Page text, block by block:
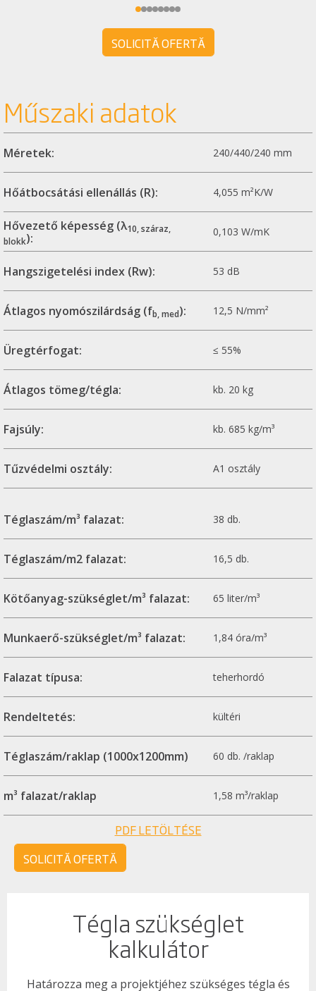
SOLICITĂ OFERTĂ
Műszaki adatok
Méretek: 240/440/240 mm
Hőátbocsátási ellenállás (R): 4,055 m²K/W
Hővezető képesség (λ10, száraz,
blokk): 0,103 W/mK
Hangszigetelési index (Rw): 53 dB
Átlagos nyomószilárdság (fb, med): 12,5 N/mm²
Üregtérfogat: ≤ 55%
Átlagos tömeg/tégla: kb. 20 kg
Fajsúly: kb. 685 kg/m³
Tűzvédelmi osztály: A1 osztály
Téglaszám/m³ falazat: 38 db.
Téglaszám/m2 falazat: 16,5 db.
Kötőanyag-szükséglet/m³ falazat: 65 liter/m³
Munkaerő-szükséglet/m³ falazat: 1,84 óra/m³
Falazat típusa: teherhordó
Rendeltetés: kültéri
Téglaszám/raklap (1000x1200mm) 60 db. /raklap
m³ falazat/raklap 1,58 m³/raklap
PDF LETÖLTÉSE
SOLICITĂ OFERTĂ
Tégla szükséglet
kalkulátor
Határozza meg a projektjéhez szükséges tégla és